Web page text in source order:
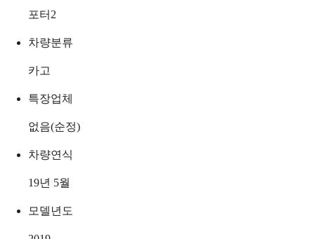
포터2
차량분류
카고
특장업체
없음(순정)
차량연식
19년 5월
모델년도